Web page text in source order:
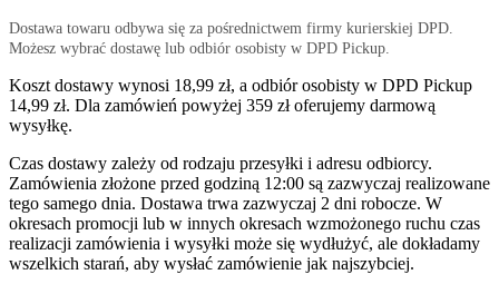
Dostawa towaru odbywa się za pośrednictwem firmy kurierskiej DPD.
Możesz wybrać dostawę lub odbiór osobisty w DPD Pickup.
Koszt dostawy wynosi 18,99 zł, a odbiór osobisty w DPD Pickup
14,99 zł. Dla zamówień powyżej 359 zł oferujemy darmową
wysyłkę.
Czas dostawy zależy od rodzaju przesyłki i adresu odbiorcy.
Zamówienia złożone przed godziną 12:00 są zazwyczaj realizowane
tego samego dnia. Dostawa trwa zazwyczaj 2 dni robocze. W
okresach promocji lub w innych okresach wzmożonego ruchu czas
realizacji zamówienia i wysyłki może się wydłużyć, ale dokładamy
wszelkich starań, aby wysłać zamówienie jak najszybciej.